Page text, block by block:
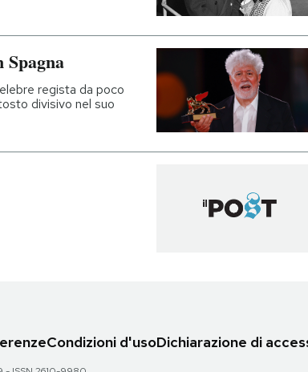
Spagna
regista da poco
divisivo nel suo
Condizioni d'usoDichiarazione di